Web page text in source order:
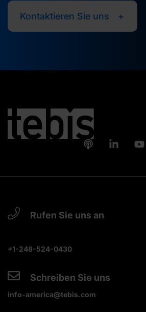
Kontaktieren Sie uns
Rufen Sie uns an
+1-248-524-0430
Schreiben Sie uns
info-america@tebis.com